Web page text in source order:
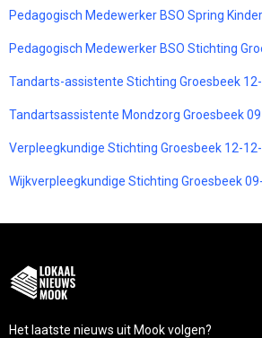
Pedagogisch Medewerker BSO Spring
Pedagogisch Medewerker BSO Stichting
Tandarts-assistente Stichting Groesbeek
Tandartsassistente Mondzorg Groesbeek
Verpleegkundige Stichting Groesbeek 12-
Wijkverpleegkundige Stichting Groesbeek
Het laatste nieuws uit Mook volgen?